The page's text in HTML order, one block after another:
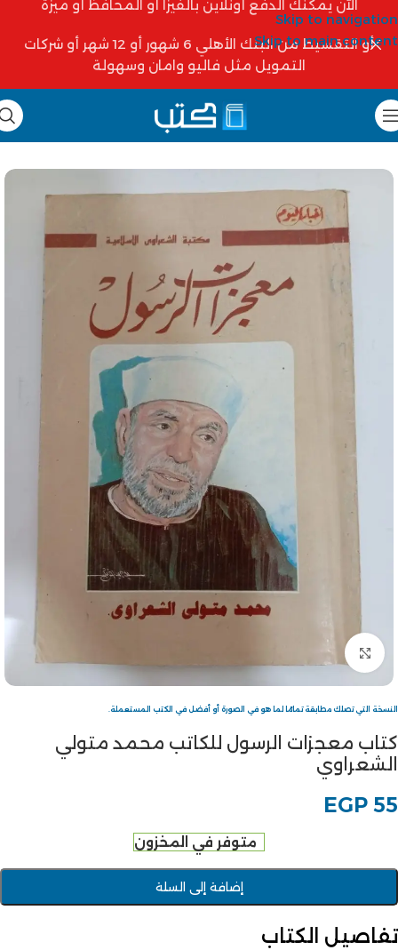
Skip to navigation
Skip to main content
الآن يمكنك الدفع أونلاين بالفيزا أو المحافظ أو ميزة
أو التقسيط من البنك الأهلي 6 شهور أو 12 شهر أو شركات
التمويل مثل فاليو وامان وسهولة
Click to enlarge
النسخة التي تصلك مطابقة تمامًا لما هو في الصورة أو أفضل في الكتب المستعملة.
كتاب معجزات الرسول للكاتب محمد متولي
الشعراوي
EGP 55
متوفر في المخزون
إضافة إلى السلة
تفاصيل الكتاب